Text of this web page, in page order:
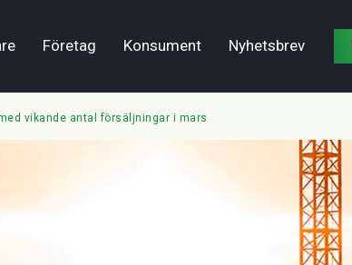
Företag Konsument Nyhetsbrev
vikande antal försäljningar i mars